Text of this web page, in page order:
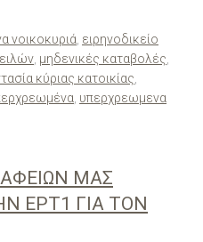
νοικοκυριά ειρηνοδικείο
μηδενικές καταβολές
κύριας κατοικίας
υπερχρεωμενα
ΜΑΣ
ΕΡΤ1 ΓΙΑ ΤΟΝ